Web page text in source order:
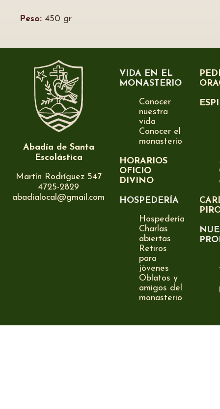
Peso: 450 gr
Abadía de Santa
Escolástica
Martín Rodríguez 547
4725-2829
abadialocal@gmail.com
VIDA EN EL
MONASTERIO
Conocer
nuestra
vida
Conocer el
monasterio
HORARIOS
OFICIO
DIVINO
HOSPEDERÍA
Hospedería
Charlas
abiertas
Retiros
para
jóvenes
Oblatos y
amigos del
monasterio